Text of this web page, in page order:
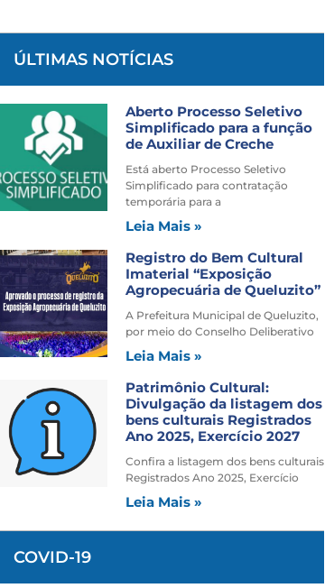
ÚLTIMAS NOTÍCIAS
Aberto Processo Seletivo
Simplificado para a função
de Auxiliar de Creche
Está aberto Processo Seletivo
Simplificado para contratação
temporária para a
Leia Mais »
Registro do Bem Cultural
Imaterial “Exposição
Agropecuária de Queluzito”
A Prefeitura Municipal de Queluzito,
por meio do Conselho Deliberativo
Leia Mais »
Patrimônio Cultural:
Divulgação da listagem dos
bens culturais Registrados
Ano 2025, Exercício 2027
Confira a listagem dos bens culturais
Registrados Ano 2025, Exercício
Leia Mais »
COVID-19